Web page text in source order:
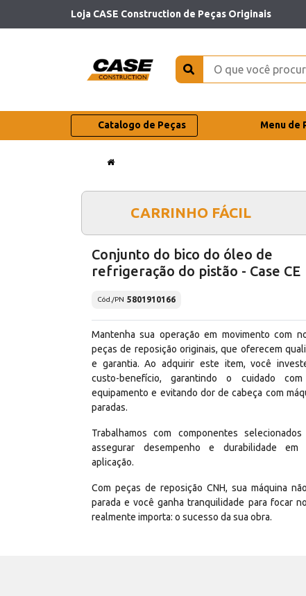
Loja CASE Construction de Peças Originais
Catalogo de Peças Menu de
CARRINHO FÁCIL
Conjunto do bico do óleo de
refrigeração do pistão - Case CE
Cód./PN 5801910166
Mantenha sua operação em movimento com
peças de reposição originais, que oferecem
e garantia. Ao adquirir este item, você
custo-benefício, garantindo o cuidado
equipamento e evitando dor de cabeça com
paradas.
Trabalhamos com componentes selecionados
assegurar desempenho e durabilidade em
aplicação.
Com peças de reposição CNH, sua máquina
parada e você ganha tranquilidade para focar
realmente importa: o sucesso da sua obra.